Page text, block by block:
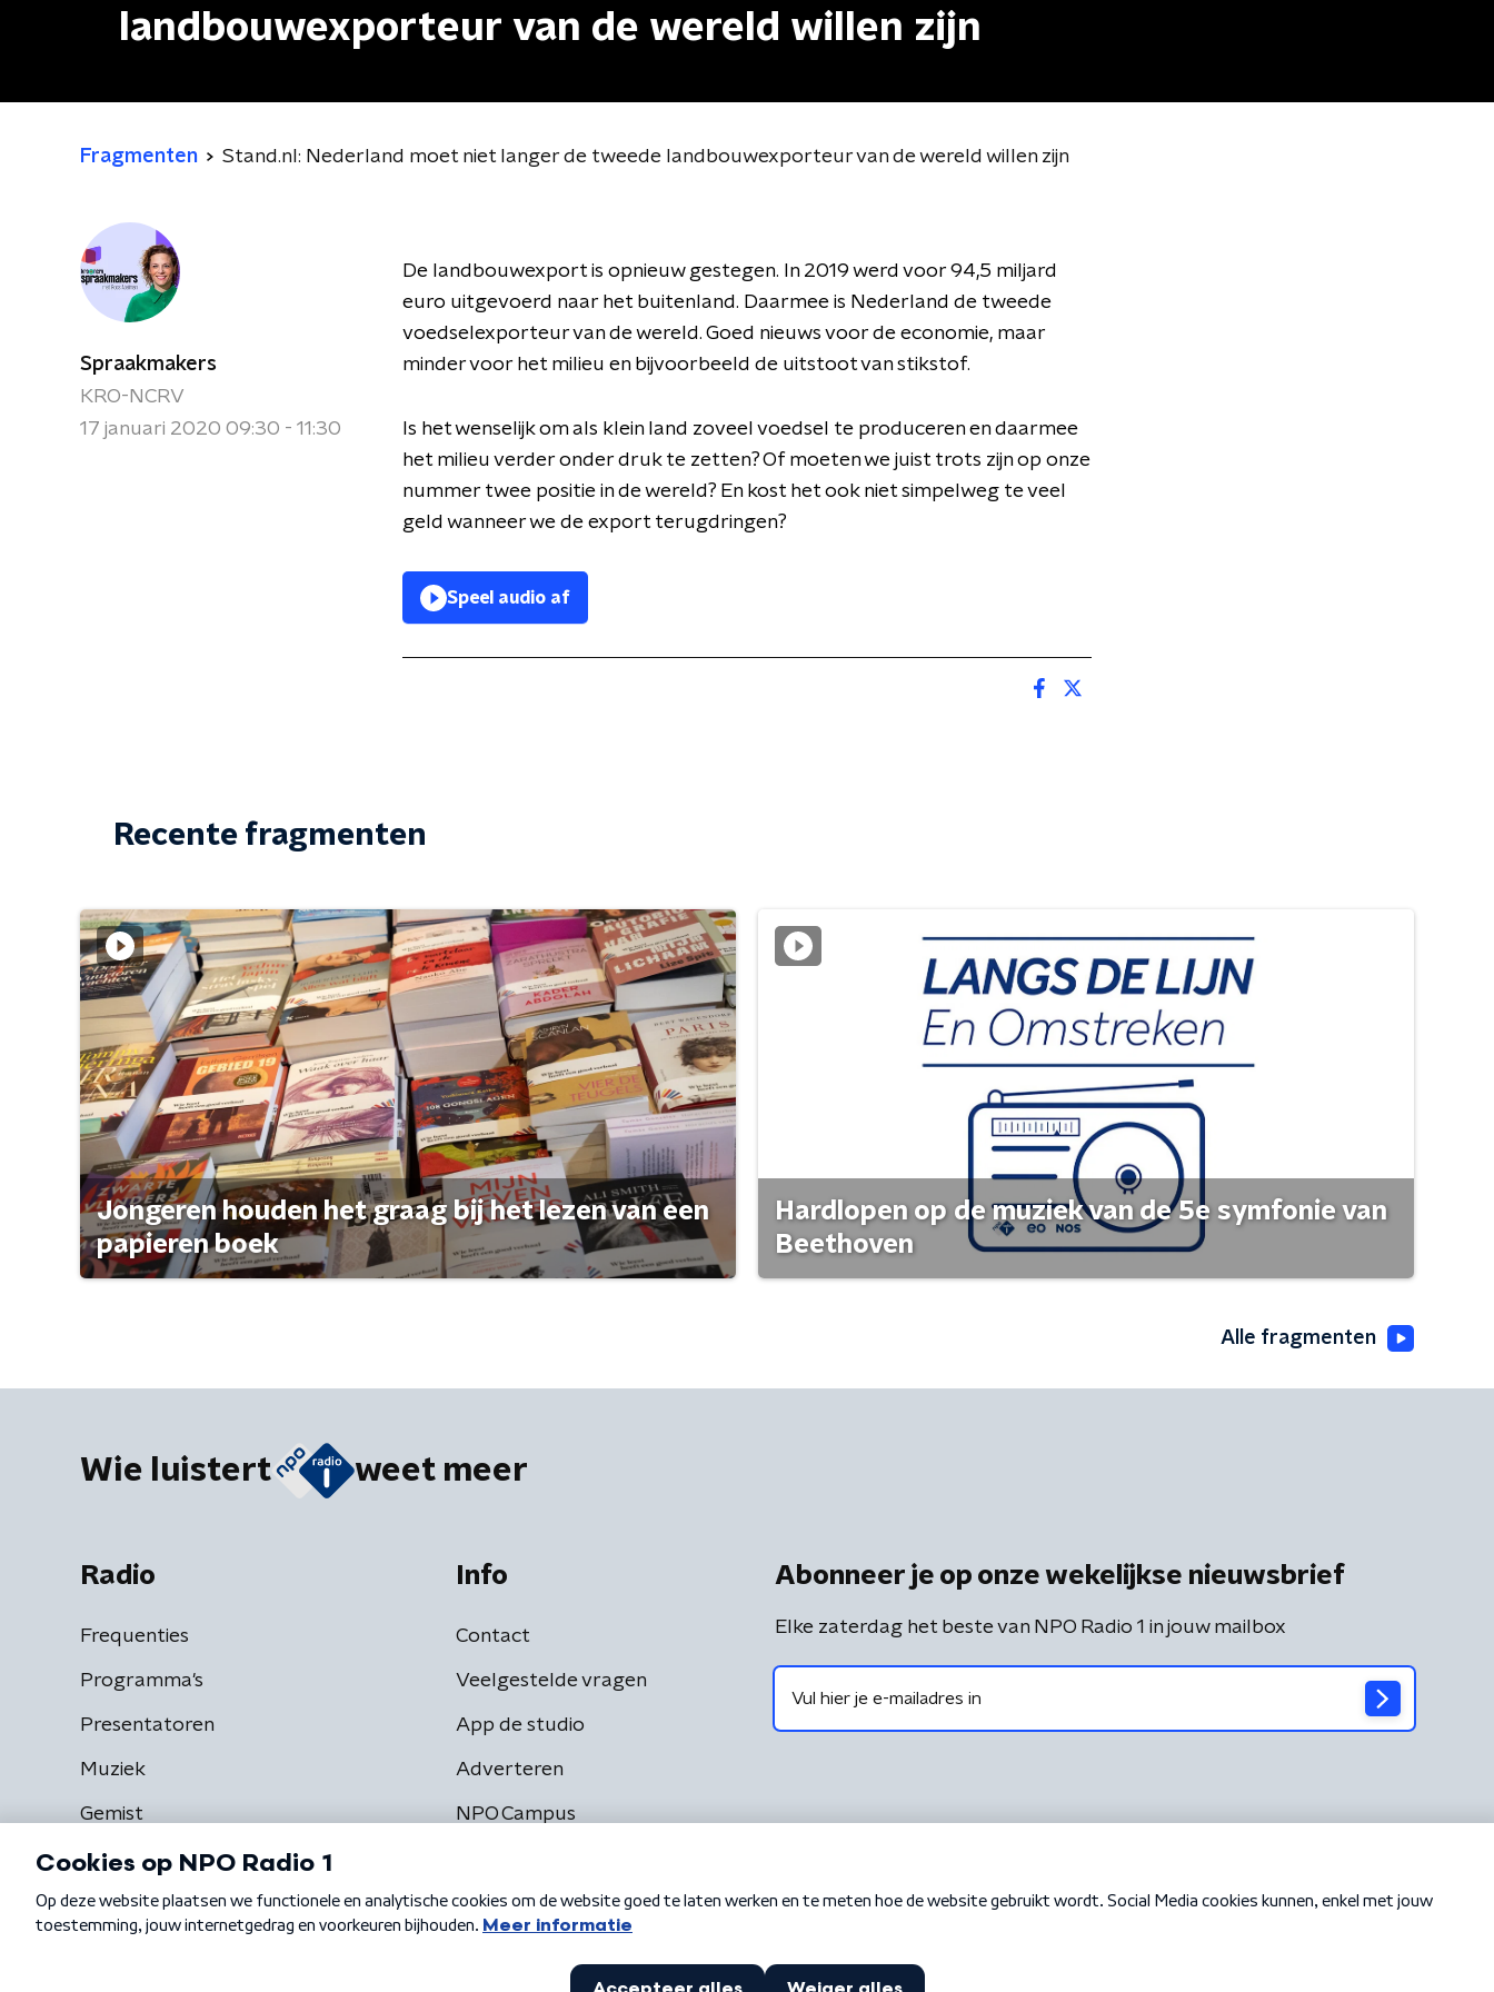
landbouwexporteur van de wereld willen zijn
Fragmenten Stand.nl: Nederland moet niet langer de tweede landbouwexporteur van de wereld willen zijn
Spraakmakers
KRO-NCRV
17 januari 2020 09:30 - 11:30
De landbouwexport is opnieuw gestegen. In 2019 werd voor 94,5 miljard
euro uitgevoerd naar het buitenland. Daarmee is Nederland de tweede
voedselexporteur van de wereld. Goed nieuws voor de economie, maar
minder voor het milieu en bijvoorbeeld de uitstoot van stikstof.
Is het wenselijk om als klein land zoveel voedsel te produceren en daarmee
het milieu verder onder druk te zetten? Of moeten we juist trots zijn op onze
nummer twee positie in de wereld? En kost het ook niet simpelweg te veel
geld wanneer we de export terugdringen?
Speel audio af
Recente fragmenten
Jongeren houden het graag bij het lezen van een
papieren boek
Hardlopen op de muziek van de 5e symfonie van
Beethoven
Alle fragmenten
Wie luistert weet meer
Radio
Frequenties
Programma's
Presentatoren
Muziek
Gemist
Info
Contact
Veelgestelde vragen
App de studio
Adverteren
NPO Campus
Abonneer je op onze wekelijkse nieuwsbrief
Elke zaterdag het beste van NPO Radio 1 in jouw mailbox
Algemene voorwaarden Privacybeleid